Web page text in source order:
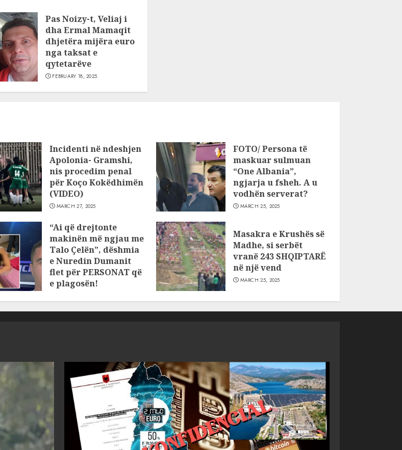
Pas Noizy-t, Veliaj i
dha Ermal Mamaqit
dhjetëra mijëra euro
nga taksat e
qytetarëve
FEBRUARY 18, 2025
Incidenti në ndeshjen
Apolonia- Gramshi,
nis procedim penal
për Koço Kokëdhimën
(VIDEO)
MARCH 27, 2025
FOTO/ Persona të
maskuar sulmuan
“One Albania”,
ngjarja u fsheh. A u
vodhën serverat?
MARCH 25, 2025
“Ai që drejtonte
makinën më ngjau me
Talo Çelën”, dëshmia
e Nuredin Dumanit
flet për PERSONAT që
e plagosën!
Masakra e Krushës së
Madhe, si serbët
vranë 243 SHQIPTARË
në një vend
MARCH 25, 2025